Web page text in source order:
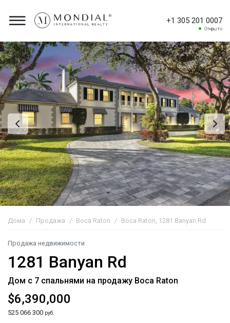
+1 305 201 0007
Открыто
Дома Продажа Boca Raton Boca Raton, 1281 Banyan Rd
Продажа недвижимости
1281 Banyan Rd
Дом с 7 спальнями на продажу Boca Raton
$6,390,000
525 066 300 руб.